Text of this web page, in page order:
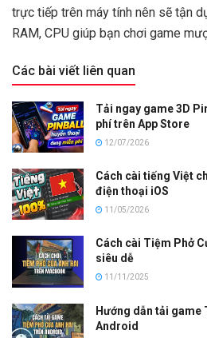
trực tiếp trên máy tính nên sẽ tận
RAM, CPU giúp bạn chơi game
Các bài viết liên quan
Tải ngay game 3D
phí trên App Store
12/07/2026
Cách cài tiếng Việt
điện thoại iOS
11/05/2026
Cách cài Tiệm Phở
siêu dễ
11/11/2025
Hướng dẫn tải game
Android